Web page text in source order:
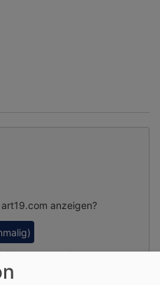
anzeigen?
verwalten